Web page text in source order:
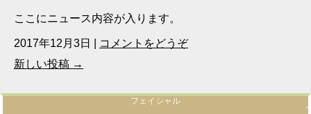
ここにニュース内容が入ります。
2017年12月3日
コメントをどうぞ
新しい投稿 →
フェイシャル